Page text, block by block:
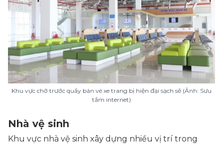
Khu vực chờ trước quầy bán vé xe trang bị hiện đại sạch sẽ (Ảnh: Sưu
tầm internet)
Nhà vệ sinh
Khu vực nhà vệ sinh xây dựng nhiều vị trí trong